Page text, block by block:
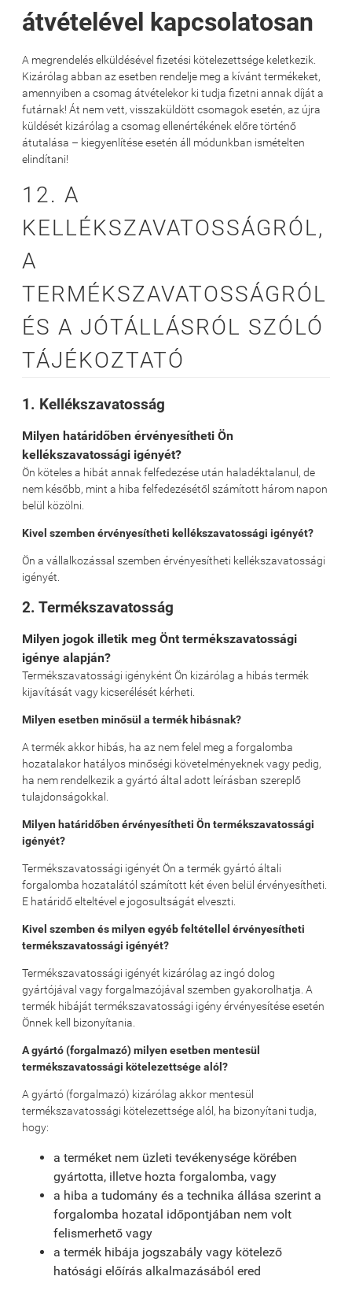
átvételével kapcsolatosan
A megrendelés elküldésével fizetési kötelezettsége keletkezik.
Kizárólag abban az esetben rendelje meg a kívánt termékeket,
amennyiben a csomag átvételekor ki tudja fizetni annak díját a
futárnak! Át nem vett, visszaküldött csomagok esetén, az újra
küldését kizárólag a csomag ellenértékének előre történő
átutalása – kiegyenlítése esetén áll módunkban ismételten
elindítani!
12. A
KELLÉKSZAVATOSSÁGRÓL,
A
TERMÉKSZAVATOSSÁGRÓL
ÉS A JÓTÁLLÁSRÓL SZÓLÓ
TÁJÉKOZTATÓ
1. Kellékszavatosság
Milyen határidőben érvényesítheti Ön
kellékszavatossági igényét?
Ön köteles a hibát annak felfedezése után haladéktalanul, de
nem később, mint a hiba felfedezésétől számított három napon
belül közölni.
Kivel szemben érvényesítheti kellékszavatossági igényét?
Ön a vállalkozással szemben érvényesítheti kellékszavatossági
igényét.
2. Termékszavatosság
Milyen jogok illetik meg Önt termékszavatossági
igénye alapján?
Termékszavatossági igényként Ön kizárólag a hibás termék
kijavítását vagy kicserélését kérheti.
Milyen esetben minősül a termék hibásnak?
A termék akkor hibás, ha az nem felel meg a forgalomba
hozatalakor hatályos minőségi követelményeknek vagy pedig,
ha nem rendelkezik a gyártó által adott leírásban szereplő
tulajdonságokkal.
Milyen határidőben érvényesítheti Ön termékszavatossági
igényét?
Termékszavatossági igényét Ön a termék gyártó általi
forgalomba hozatalától számított két éven belül érvényesítheti.
E határidő elteltével e jogosultságát elveszti.
Kivel szemben és milyen egyéb feltétellel érvényesítheti
termékszavatossági igényét?
Termékszavatossági igényét kizárólag az ingó dolog
gyártójával vagy forgalmazójával szemben gyakorolhatja. A
termék hibáját termékszavatossági igény érvényesítése esetén
Önnek kell bizonyítania.
A gyártó (forgalmazó) milyen esetben mentesül
termékszavatossági kötelezettsége alól?
A gyártó (forgalmazó) kizárólag akkor mentesül
termékszavatossági kötelezettsége alól, ha bizonyítani tudja,
hogy:
a terméket nem üzleti tevékenysége körében
gyártotta, illetve hozta forgalomba, vagy
a hiba a tudomány és a technika állása szerint a
forgalomba hozatal időpontjában nem volt
felismerhető vagy
a termék hibája jogszabály vagy kötelező
hatósági előírás alkalmazásából ered